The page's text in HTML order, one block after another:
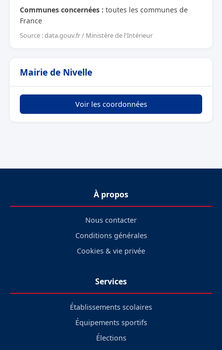
Communes concernées : toutes les communes de
France
Source : data.gouv.fr / Ministère de l'Intérieur
Mairie de Nivelle
Voir les coordonnées
À propos
Nous contacter
Conditions générales
Cookies & vie privée
Services
Établissements scolaires
Équipements sportifs
Élections